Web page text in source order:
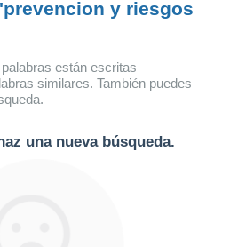
'prevencion y riesgos
están escritas
similares. También puedes
una nueva búsqueda.